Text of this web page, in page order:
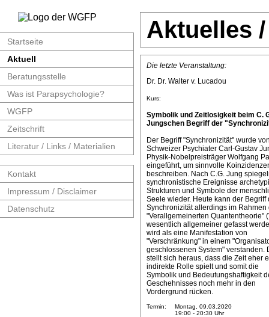
Startseite
Aktuell
Beratungsstelle
Was ist Parapsychologie?
WGFP
Zeitschrift
Literatur / Links / Materialien
Kontakt
Impressum / Disclaimer
Datenschutz
Aktuelles
Die letzte Veranstaltung:
Dr. Dr. Walter v. Lucadou
Kurs:
Symbolik und Zeitlosigkeit beim C.
Jungschen Begriff der
Der Begriff "Synchronizität" wurde
Schweizer Psychiater Carl-Gustav
Physik-Nobelpreisträger Wolfgang
eingeführt, um sinnvolle
beschreiben. Nach C.G. Jung
synchronistische Ereignisse
Strukturen und Symbole der
Seele wieder. Heute kann der Begriff
Synchronizität allerdings im Rahmen
"Verallgemeinerten Quantentheorie"
wesentlich allgemeiner gefasst
wird als eine Manifestation von
"Verschränkung" in einem
geschlossenen System" verstanden.
stellt sich heraus, dass die Zeit eher
indirekte Rolle spielt und somit die
Symbolik und Bedeutungshaftigkeit
Geschehnisses noch mehr in den
Vordergrund rücken.
Termin:
Montag, 09.03.2020
19:00 - 20:30 Uhr